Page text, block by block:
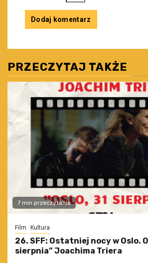
PRZECZYTAJ TAKŻE
7 min przeczytania
Film Kultura
26. SFF: Ostatniej nocy w Oslo. O
sierpnia” Joachima Triera